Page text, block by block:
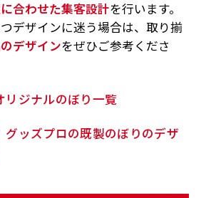
合わせた集客設計を行います。
デザインに迷う場合は、取り揃
デザインをぜひご参考くださ
リジナルのぼり一覧
グッズプロの既製のぼりのデザ